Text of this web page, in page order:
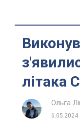
літака
Ольга
6.05.2024